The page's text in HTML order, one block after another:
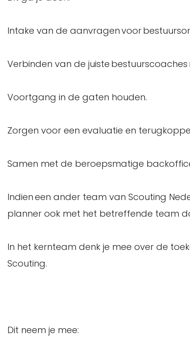
Intake van de aanvragen voor
Verbinden van de juiste
Voortgang in de gaten houden.
Zorgen voor een evaluatie en
Samen met de beroepsmatige
Indien een ander team van Scouting
planner ook met het betreffende team
In het kernteam denk je mee over de
Scouting.
Dit neem je mee: